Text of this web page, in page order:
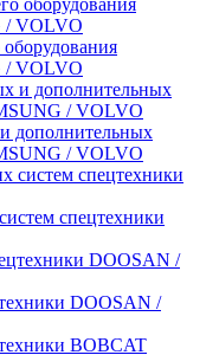
/ VOLVO
дополнительных
/ VOLVO
спецтехники
DOOSAN /
BOBCAT